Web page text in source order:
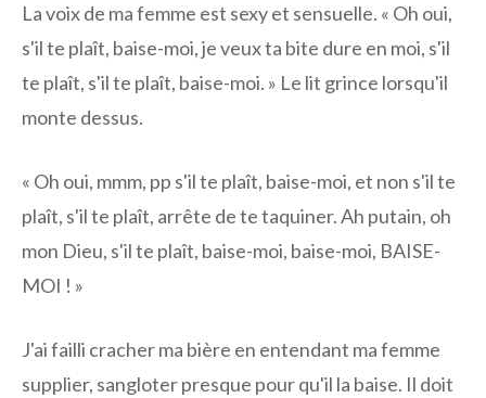
La voix de ma femme est sexy et sensuelle. « Oh oui,
s'il te plaît, baise-moi, je veux ta bite dure en moi, s'il
te plaît, s'il te plaît, baise-moi. » Le lit grince lorsqu'il
monte dessus.
« Oh oui, mmm, pp s'il te plaît, baise-moi, et non s'il te
plaît, s'il te plaît, arrête de te taquiner. Ah putain, oh
mon Dieu, s'il te plaît, baise-moi, baise-moi, BAISE-
MOI ! »
J'ai failli cracher ma bière en entendant ma femme
supplier, sangloter presque pour qu'il la baise. Il doit